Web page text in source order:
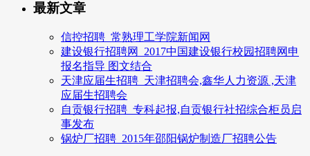
最新文章
信控招聘_常熟理工学院新闻网
建设银行招聘网_2017中国建设银行校园招聘网申
报名指导 图文结合
天津应届生招聘_天津招聘会,鑫华人力资源 ,天津
应届生招聘会
自贡银行招聘_专科起报,自贡银行社招综合柜员启
事发布
锅炉厂招聘_2015年邵阳锅炉制造厂招聘公告